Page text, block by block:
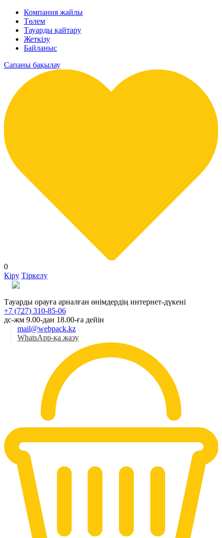
Компания жайлы
Төлем
Тауарды қайтару
Жеткізу
Байланыс
Сапаны бақылау
0
Кіру Тіркелу
Тауарды орауға арналған өнімдердің интернет-дүкені
+7 (727) 310-85-06
дс-жм 9.00-дан 18.00-ға дейін
mail@webpack.kz
WhatsApp-қа жазу